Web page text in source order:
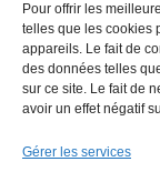
Pour offrir les
telles que les cookies
appareils. Le fait de
des données telles
sur ce site. Le fait de
avoir un effet négatif
Gérer les services